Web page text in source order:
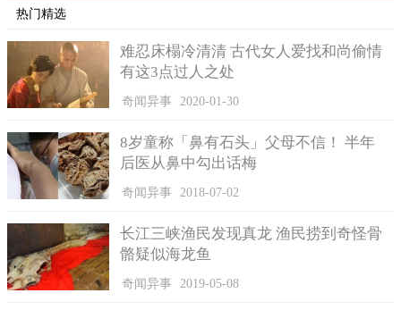
3、明德公立学校
香港有一所明德公立学校，很早就停止办学，且荒废许久。
热门精选
难忍床榻冷清清 古代女人爱找和尚偷情
有这3点过人之处
奇闻异事 2020-01-30
8岁童称「鼻有石头」父母不信！ 半年
后医从鼻中勾出话梅
奇闻异事 2018-07-02
长江三峡渔民发现真龙 渔民捞到奇怪骨
骼疑似海龙鱼
奇闻异事 2019-05-08